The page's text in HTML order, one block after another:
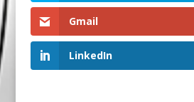
Gmail
LinkedIn